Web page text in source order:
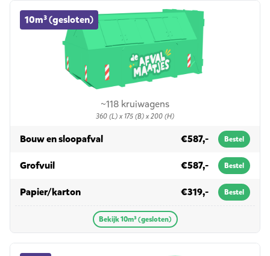
~118 kruiwagens
360 (L) x 175 (B) x 200 (H)
10m³ (gesloten)
10m³ (gesloten) container huren
Bouw en sloopafvalin 10m³ (gesloten) €587,- Bestel
Grofvuilin 10m³ (gesloten) €587,- Bestel
Papier/kartonin 10m³ (gesloten) €319,- Bestel
Bekijk 10m³ (gesloten)
15m³ container huren